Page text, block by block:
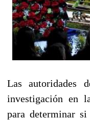
Las autoridades
investigación en
para determinar si